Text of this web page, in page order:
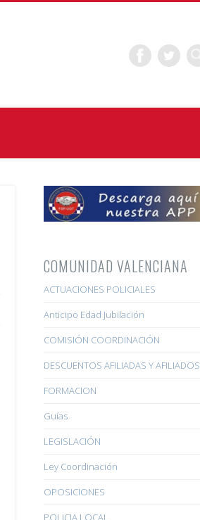
COMUNIDAD VALENCIANA
ACTUACIONES POLICIALES
Anticipo Edad Jubilación
COMISIÓN COORDINACIÓN
DESCUENTOS AFILIADAS Y AFILIADOS
FORMACION
Guías
LEGISLACIÓN
Ley Coordinación
OPOSICIONES
POLICIA LOCAL